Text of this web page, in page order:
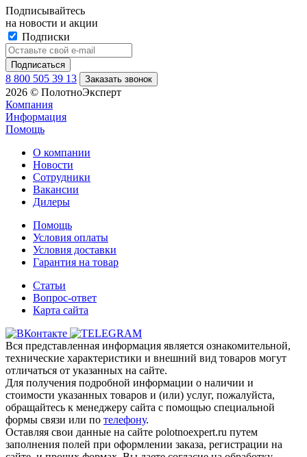
Подписывайтесь
на новости и акции
Подписки
8 800 505 39 13 Заказать звонок
2026 © ПолотноЭксперт
Компания
Информация
Помощь
О компании
Новости
Сотрудники
Вакансии
Дилеры
Помощь
Условия оплаты
Условия доставки
Гарантия на товар
Статьи
Вопрос-ответ
Карта сайта
Вся представленная информация является ознакомительной,
технические характеристики и внешний вид товаров могут
отличаться от указанных на сайте.
Для получения подробной информации о наличии и
стоимости указанных товаров и (или) услуг, пожалуйста,
обращайтесь к менеджеру сайта с помощью специальной
формы связи или по телефону.
Оставляя свои данные на сайте polotnoexpert.ru путем
заполнения полей при оформлении заказа, регистрации на